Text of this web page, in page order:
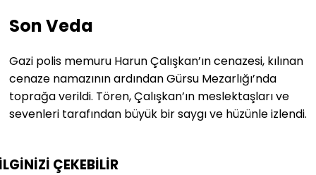
Son Veda
Gazi polis memuru Harun Çalışkan’ın cenazesi, kılınan
cenaze namazının ardından Gürsu Mezarlığı’nda
toprağa verildi. Tören, Çalışkan’ın meslektaşları ve
sevenleri tarafından büyük bir saygı ve hüzünle izlendi.
ÇEKEBİLİR